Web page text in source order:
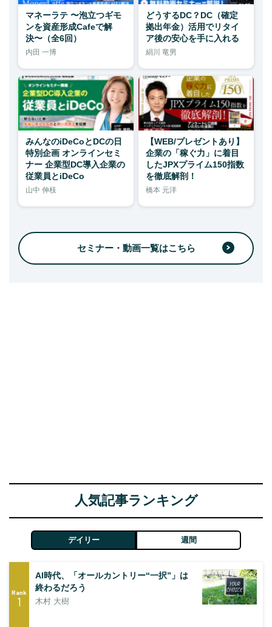
マネーラテ 〜泡立つギモ
ンを資産形成Cafeで解
決〜（全6回）
内田 一博
どうするDC？DC（確定
拠出年金）活用でリタイ
ア後の安心を手に入れる
絹川 竜男
みんなのiDeCoとDCの日
特別企画 オンラインセミ
ナー 企業型DC導入企業の
従業員とiDeCo
山中 伸枝
【WEB/プレゼントあり】
企業の「稼ぐ力」に着目
したJPXプライム150指数
を徹底解剖！
橋本 元洋
セミナー・動画一覧はこちら
人気記事ランキング
デイリー 週間
Rank
1
AI時代、「オールカントリー“一択”」は
終わるだろう
木村 大樹